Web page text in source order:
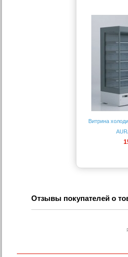
Витрина
Отзывы покупателей о